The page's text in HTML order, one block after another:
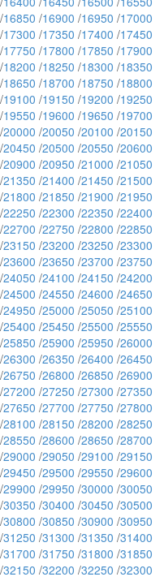
/16850 /16900 /16950 /17000
/17300 /17350 /17400 /17450
/17750 /17800 /17850 /17900
/18200 /18250 /18300 /18350
/18650 /18700 /18750 /18800
/19100 /19150 /19200 /19250
/19550 /19600 /19650 /19700
/20000 /20050 /20100 /20150
/20450 /20500 /20550 /20600
/20900 /20950 /21000 /21050
/21350 /21400 /21450 /21500
/21800 /21850 /21900 /21950
/22250 /22300 /22350 /22400
/22700 /22750 /22800 /22850
/23150 /23200 /23250 /23300
/23600 /23650 /23700 /23750
/24050 /24100 /24150 /24200
/24500 /24550 /24600 /24650
/24950 /25000 /25050 /25100
/25400 /25450 /25500 /25550
/25850 /25900 /25950 /26000
/26300 /26350 /26400 /26450
/26750 /26800 /26850 /26900
/27200 /27250 /27300 /27350
/27650 /27700 /27750 /27800
/28100 /28150 /28200 /28250
/28550 /28600 /28650 /28700
/29000 /29050 /29100 /29150
/29450 /29500 /29550 /29600
/29900 /29950 /30000 /30050
/30350 /30400 /30450 /30500
/30800 /30850 /30900 /30950
/31250 /31300 /31350 /31400
/31700 /31750 /31800 /31850
/32150 /32200 /32250 /32300